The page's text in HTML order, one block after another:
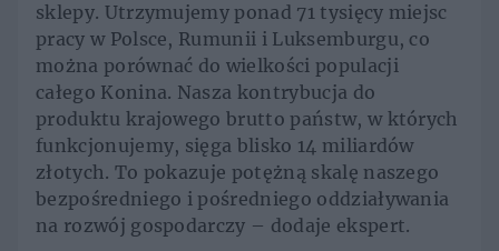
sklepy. Utrzymujemy ponad 71 tysięcy miejsc
pracy w Polsce, Rumunii i Luksemburgu, co
można porównać do wielkości populacji
całego Konina. Nasza kontrybucja do
produktu krajowego brutto państw, w których
funkcjonujemy, sięga blisko 14 miliardów
złotych. To pokazuje potężną skalę naszego
bezpośredniego i pośredniego oddziaływania
na rozwój gospodarczy – dodaje ekspert.